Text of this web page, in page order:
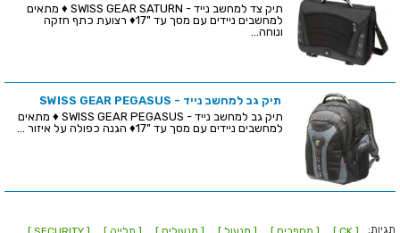
תיק צד למחשב נייד - SWISS GEAR SATURN ♦ מתאים
למחשבים ניידים עם מסך עד "17♦ רצועת כתף חזקה
ונוחה...
תיק גב למחשב נייד - SWISS GEAR PEGASUS
תיק גב למחשב נייד - SWISS GEAR PEGASUS ♦ מתאים
למחשבים ניידים עם מסך עד "17♦ הגנה כפולה על איזור ...
תגיות: